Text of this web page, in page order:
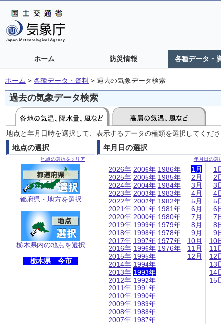
ホーム 防災情報 各種データ・
ホーム > 各種データ・資料 > 過去の気象データ検索
過去の気象データ検索
地点と年月日時を選択して、表示するデータの種類を選択してくだ
地点の選択
地点の選択をクリア
都府県・地方を選択
栃木県内の地点を選択
栃木県 今市
年月日の選択
年月日の選
2026年
2025年
2024年
2023年
2022年
2021年
2020年
2019年
2018年
2017年
2016年
2015年
2014年
2013年
2012年
2011年
2010年
2009年
2008年
2007年
2006年
2005年
2004年
2003年
2002年
2001年
2000年
1999年
1998年
1997年
1996年
1995年
1994年
1993年
1992年
1991年
1990年
1989年
1988年
1987年
1986年
1985年
1984年
1983年
1982年
1981年
1980年
1979年
1978年
1977年
1976年
1月
2月
3月
4月
5月
6月
7月
8月
9月
10月
11月
12月
1
2
3
4
5
6
7
8
9
10
11
12
13
14
15